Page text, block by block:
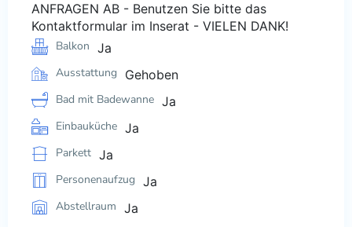
ANFRAGEN AB - Benutzen Sie bitte das
Kontaktformular im Inserat - VIELEN DANK!
Balkon Ja
Ausstattung Gehoben
Bad mit Badewanne Ja
Einbauküche Ja
Parkett Ja
Personenaufzug Ja
Abstellraum Ja